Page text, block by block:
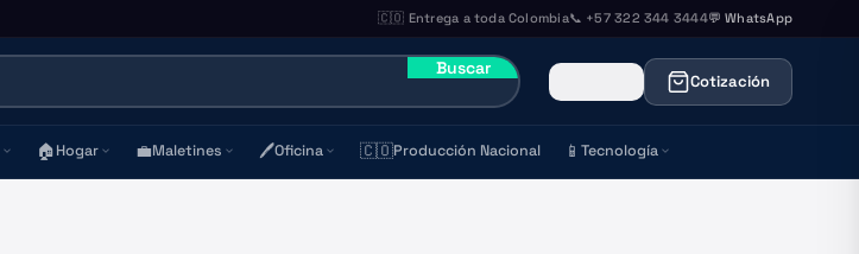
🇨🇴 Entrega a toda Colombia📞 +57 322 344 3444💬 WhatsApp
Buscar
Cotización
🏠Hogar 💼Maletines 🖊️Oficina 🇨🇴Producción Nacional 📱 Tecnología